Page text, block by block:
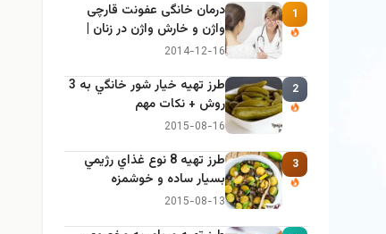
1
درمان خانگی عفونت قارچی
واژن و خارش واژن در زنان |
راهنمای کامل، ایمن و کاربردی
2014-12-16
2
طرز تهيه خیار شور خانگي به 3
روش + نكات مهم
2015-08-16
3
طرز تهيه 8 نوع غذاي رژيمي
بسيار ساده و خوشمزه
2015-08-13